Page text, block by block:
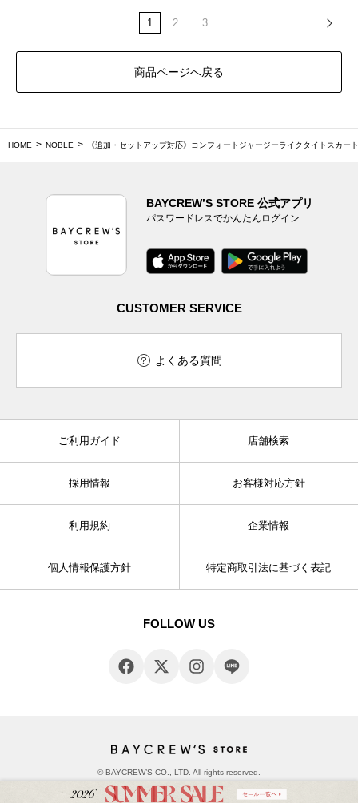
1 2 3
商品ページへ戻る
HOME NOBLE 《追加・セットアップ対応》コンフォートジャージーライクタイトスカート
BAYCREW’S STORE 公式アプリ
パスワードレスでかんたんログイン
CUSTOMER SERVICE
よくある質問
ご利用ガイド 店舗検索
採用情報 お客様対応方針
利用規約 企業情報
個人情報保護方針 特定商取引法に基づく表記
FOLLOW US
© BAYCREW’S CO., LTD. All rights reserved.